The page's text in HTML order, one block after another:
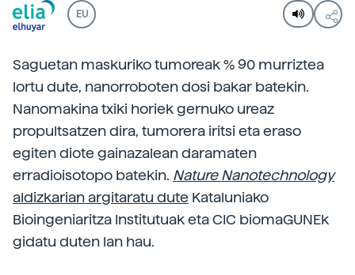
EU
Saguetan maskuriko tumoreak % 90 murriztea
lortu dute, nanorroboten dosi bakar batekin.
Nanomakina txiki horiek gernuko ureaz
propultsatzen dira, tumorera iritsi eta eraso
egiten diote gainazalean daramaten
erradioisotopo batekin. Nature Nanotechnology
aldizkarian argitaratu dute Kataluniako
Bioingeniaritza Institutuak eta CIC biomaGUNEk
gidatu duten lan hau.